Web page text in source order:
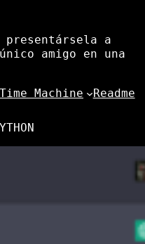
a
amigo en una
Time Machine Readme